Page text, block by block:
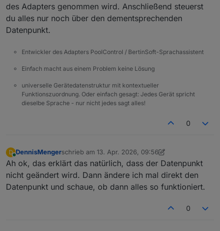
des Adapters genommen wird. Anschließend steuerst
du alles nur noch über den dementsprechenden
Datenpunkt.
Entwickler des Adapters PoolControl / BertinSoft-Sprachassistent
Einfach macht aus einem Problem keine Lösung
universelle Gerätedatenstruktur mit kontextueller
Funktionszuordnung. Oder einfach gesagt: Jedes Gerät spricht
dieselbe Sprache - nur nicht jedes sagt alles!
0
D
Online
DennisMengerschrieb am 13. Apr. 2026, 09:56
zuletzt editiert von DennisMenger
Ah ok, das erklärt das natürlich, dass der Datenpunkt
nicht geändert wird. Dann ändere ich mal direkt den
Datenpunkt und schaue, ob dann alles so funktioniert.
0